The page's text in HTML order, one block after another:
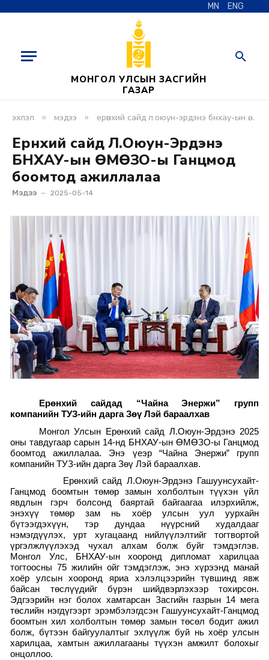
MN ENG
МОНГОЛ УЛСЫН ЗАСГИЙН
ГАЗАР
эхлэл » мэдээ » ерөнхий сайд л.оюун-эрдэнэ бнхау-ын өмөзо-ы ганцмод боомтод ажиллалаа
Ерөнхий сайд Л.Оюун-Эрдэнэ
БНХАУ-ын ӨМӨЗО-ы Ганцмод
боомтод ажиллалаа
Мэдээ 2025-05-14
Ерөнхий сайдад “Чайна Энержи” групп
компанийн ТУЗ-ийн дарга Зөү Лэй бараалхав
Монгол Улсын Ерөнхий сайд Л.Оюун-Эрдэнэ 2025
оны тавдугаар сарын 14-нд БНХАУ-ын ӨМӨЗО-ы Ганцмод
боомтод ажиллалаа. Энэ үеэр “Чайна Энержи” групп
компанийн ТУЗ-ийн дарга Зөү Лэй бараалхав.
Ерөнхий сайд Л.Оюун-Эрдэнэ Гашуунсухайт-
Ганцмод боомтын төмөр замын холболтын түүхэн үйл
явдлын гэрч болсонд баяртай байгаагаа илэрхийлж,
энэхүү төмөр зам нь хоёр улсын уул уурхайн
бүтээгдэхүүн, тэр дундаа нүүрсний худалдааг
нэмэгдүүлэх, урт хугацаанд нийлүүлэлтийг тогтвортой
үргэлжлүүлэхэд чухал алхам болж буйг тэмдэглэв.
Монгол Улс, БНХАУ-ын хооронд дипломат харилцаа
тогтоосны 75 жилийн ойг тэмдэглэж, энэ хүрээнд манай
хоёр улсын хооронд яриа хэлэлцээрийн түвшинд явж
байсан төслүүдийг бүрэн шийдвэрлэхээр тохирсон.
Эдгээрийн нэг болох хамтарсан Засгийн газрын 14 мега
төслийн нэгдүгээрт эрэмбэлэгдсэн Гашуунсухайт-Ганцмод
боомтын хил холболтын төмөр замын төсөл бодит ажил
болж, бүтээн байгуулалтыг эхлүүлж буй нь хоёр улсын
харилцаа, хамтын ажиллагааны түүхэн амжилт болохыг
онцоллоо.